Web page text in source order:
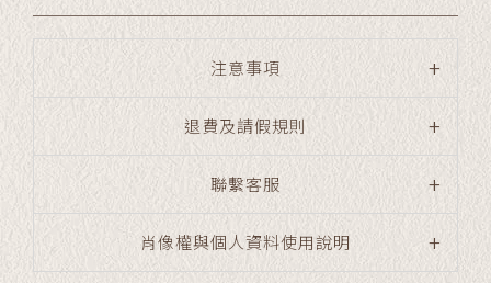
注意事項
退費及請假規則
聯繫客服
肖像權與個人資料使用說明